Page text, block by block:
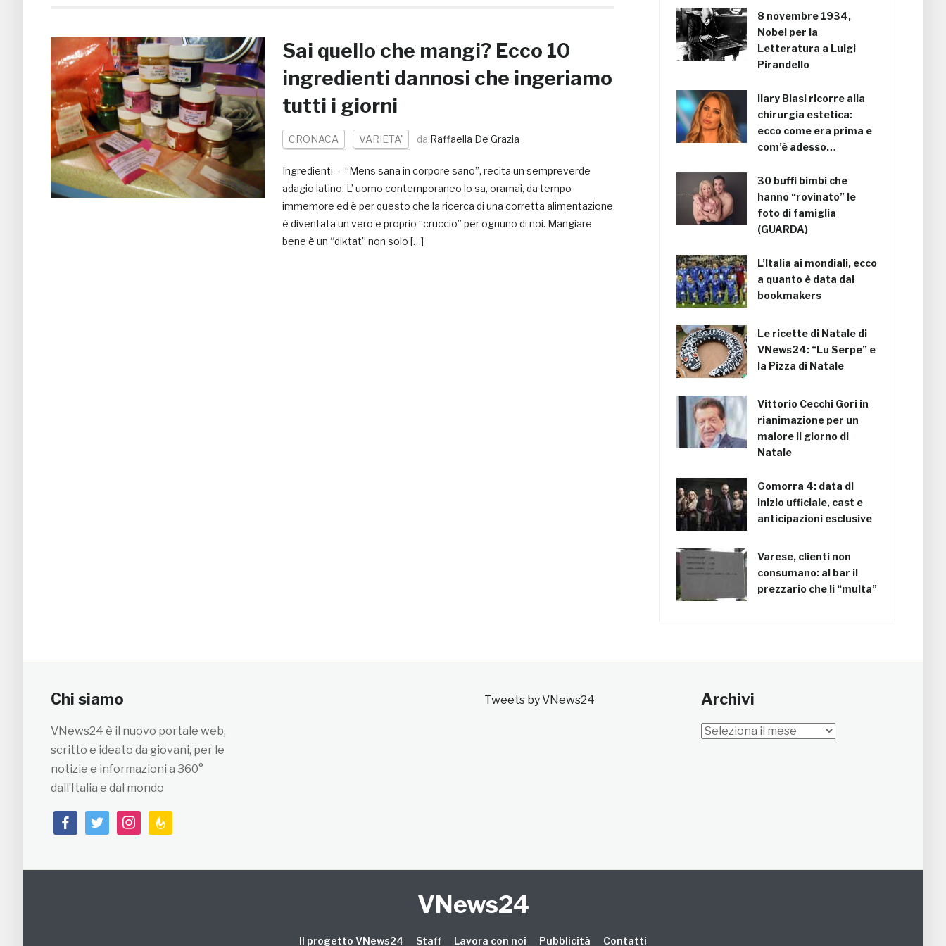
Sai quello che mangi? Ecco 10
ingredienti dannosi che ingeriamo
tutti i giorni
CRONACA VARIETA' da Raffaella De Grazia
Ingredienti – “Mens sana in corpore sano”, recita un sempreverde
adagio latino. L’ uomo contemporaneo lo sa, oramai, da tempo
immemore ed è per questo che la ricerca di una corretta alimentazione
è diventata un vero e proprio “cruccio” per ognuno di noi. Mangiare
bene è un “diktat” non solo […]
8 novembre 1934,
Nobel per la
Letteratura a Luigi
Pirandello
Ilary Blasi ricorre alla
chirurgia estetica:
ecco come era prima e
com’è adesso…
30 buffi bimbi che
hanno “rovinato” le
foto di famiglia
(GUARDA)
L’Italia ai mondiali, ecco
a quanto è data dai
bookmakers
Le ricette di Natale di
VNews24: “Lu Serpe” e
la Pizza di Natale
Vittorio Cecchi Gori in
rianimazione per un
malore il giorno di
Natale
Gomorra 4: data di
inizio ufficiale, cast e
anticipazioni esclusive
Varese, clienti non
consumano: al bar il
prezzario che li “multa”
Chi siamo
VNews24 è il nuovo portale web,
scritto e ideato da giovani, per le
notizie e informazioni a 360°
dall’Italia e dal mondo
facebooktwitterinstagramfeedburner
Tweets by VNews24 Archivi
Archivi
VNews24
Il progetto VNews24 Staff Lavora con noi Pubblicità Contatti